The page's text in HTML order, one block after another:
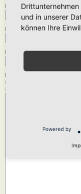
Deine E-Mail-Adresse:
Dein Name:
Betreff:
Nachrichtentext:
Diese Nachricht wird als
BBCode. Als Antwort-Adresse
und in unserer
können Ihre
Powered by